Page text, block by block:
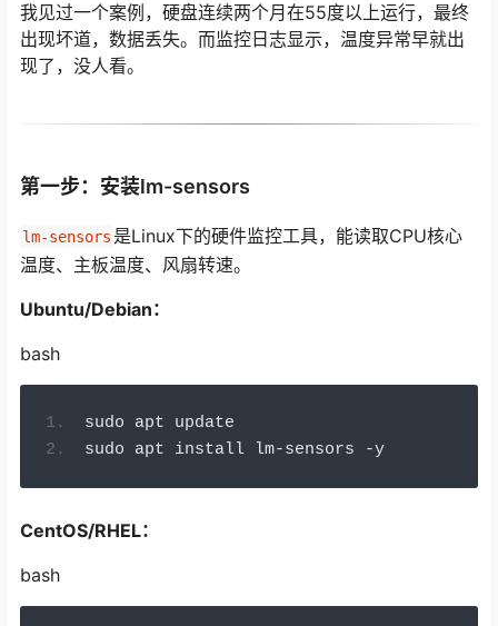
我见过一个案例，硬盘连续两个月在55度以上运行，最终
出现坏道，数据丢失。而监控日志显示，温度异常早就出
现了，没人看。
第一步：安装lm-sensors
lm-sensors 是Linux下的硬件监控工具，能读取CPU核心
温度、主板温度、风扇转速。
Ubuntu/Debian：
bash
sudo apt update
sudo apt install lm-sensors -y
CentOS/RHEL：
bash